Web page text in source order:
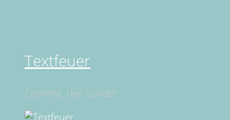
Textfeuer
Content, der zündet